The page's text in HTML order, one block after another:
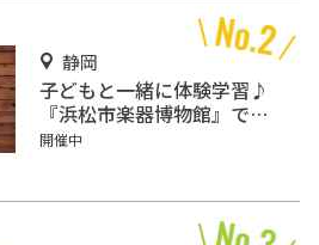
静岡
子どもと一緒に体験学習♪
『浜松市楽器博物館』で世
界の楽器を鑑賞しよう！
開催中